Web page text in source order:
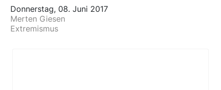
Donnerstag, 08. Juni 2017
Merten Giesen
Extremismus